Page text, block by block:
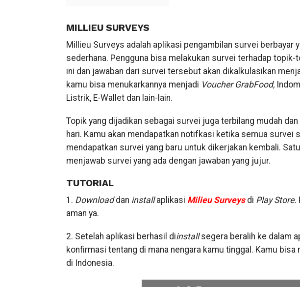
MILLIEU SURVEYS
Millieu Surveys adalah aplikasi pengambilan survei berbayar
sederhana. Pengguna bisa melakukan survei terhadap topik-
ini dan jawaban dari survei tersebut akan dikalkulasikan
kamu bisa menukarkannya menjadi Voucher GrabFood,
Listrik, E-Wallet dan lain-lain.
Topik yang dijadikan sebagai survei juga terbilang mudah
hari. Kamu akan mendapatkan notifkasi ketika semua survei
mendapatkan survei yang baru untuk dikerjakan kembali.
menjawab survei yang ada dengan jawaban yang jujur.
TUTORIAL
1. Downloaddan installaplikasi Milieu Surveys di Play Store.
aman ya.
2. Setelah aplikasi berhasil diinstallsegera beralih ke dalam
konfirmasi tentang di mana nengara kamu tinggal. Kamu bisa
di Indonesia.